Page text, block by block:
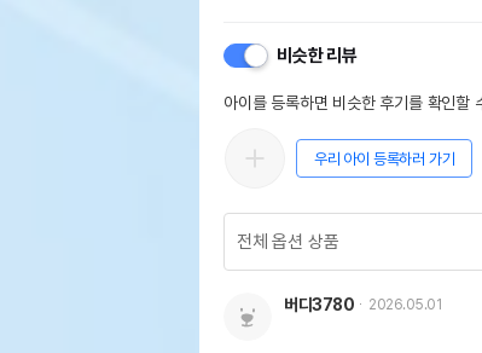
비슷한 리뷰
아이를 등록하면 비슷한 후기를 확인할
우리 아이 등록하러 가기
버디3780 2026.05.01